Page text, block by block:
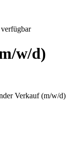
w/d)
Verkauf (m/w/d)